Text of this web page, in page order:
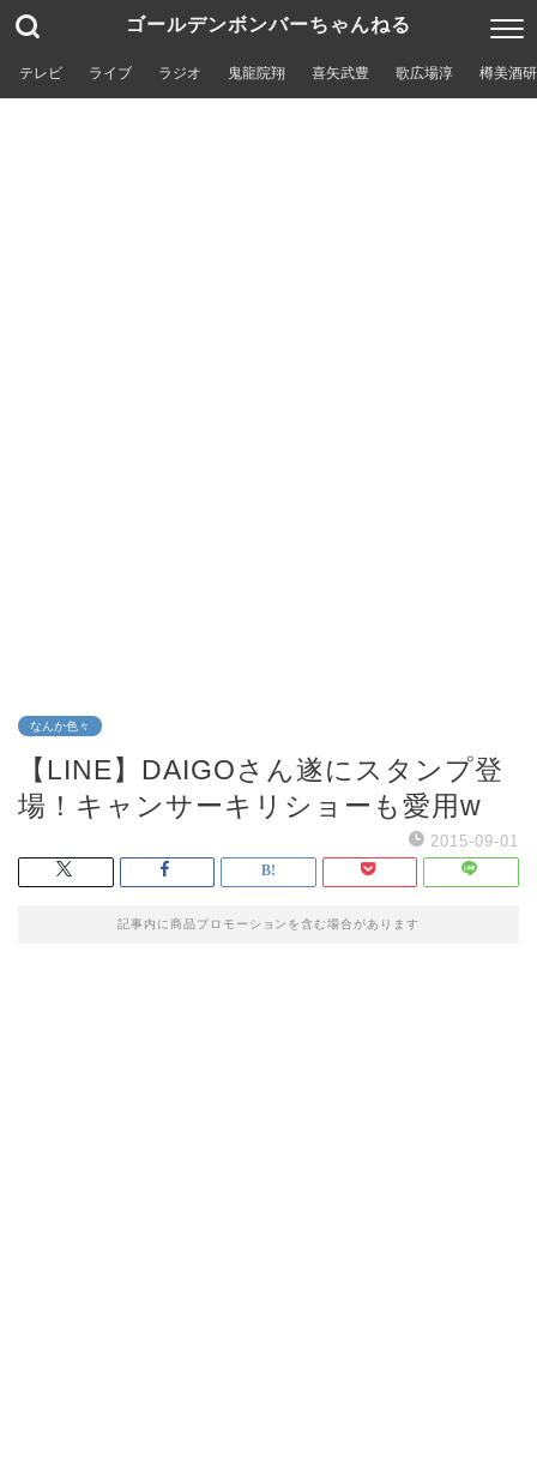
ゴールデンボンバーちゃんねる
テレビ ライブ ラジオ 鬼龍院翔 喜矢武豊 歌広場淳 樽美酒
なんか色々
【LINE】DAIGOさん遂にスタンプ登
場！キャンサーキリショーも愛用w
2015-09-01
記事内に商品プロモーションを含む場合があります